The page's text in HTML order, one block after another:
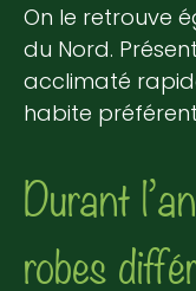
On le retrouve
du Nord.
acclimaté
habite
Durant
robes